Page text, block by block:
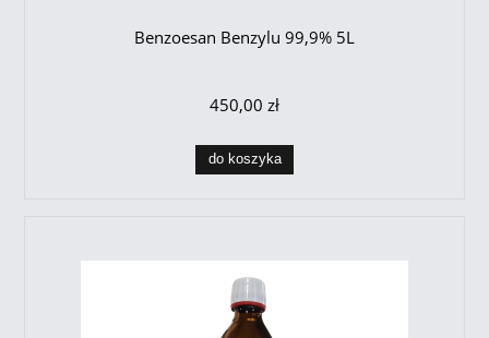
Benzoesan Benzylu 99,9% 5L
450,00 zł
do koszyka